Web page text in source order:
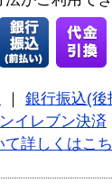
銀行振込(後
イレブン決済
て詳しくはこ